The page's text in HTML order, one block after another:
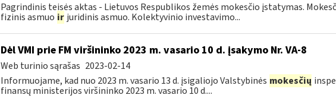
Pagrindinis teisės aktas - Lietuvos Respublikos žemės mokesčio įstatymas.
fizinis asmuo ir juridinis asmuo. Kolektyvinio investavimo...
Dėl VMI prie FM viršininko 2023 m. vasario 10 d. įsakymo Nr. VA-8
Web turinio sąrašas 2023-02-14
Informuojame, kad nuo 2023 m. vasario 13 d. įsigaliojo Valstybinės mokesčių
finansų ministerijos viršininko 2023 m. vasario 10 d....